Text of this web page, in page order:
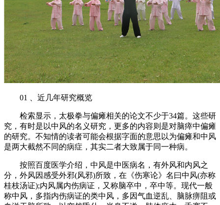
01 、近几年研究概览
检索显示，太极拳与偏瘫相关的论文不少于34篇。这些研
究，有时是以中风的名义研究，更多的内容则是对脑瘁中偏瘫
的研究。不知情的读者可能会根据字面的意思以为偏瘫和中风
是两大截然不同的病症，其实二者大致属于同一种病。
按照百度医学介绍，中风是中医病名，有外风和内风之
分，外风因感受外邪(风邪)所致，在《伤寒论》名曰中风(亦称
桂枝汤证);内风属内伤病证，又称脑卒中，卒中等。现代一般
称中风，多指内伤病证的类中风，多因气血逆乱、脑脉痹阻或